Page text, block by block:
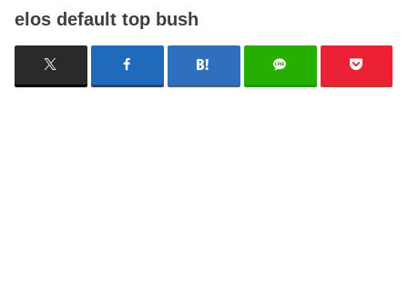
elos default top bush